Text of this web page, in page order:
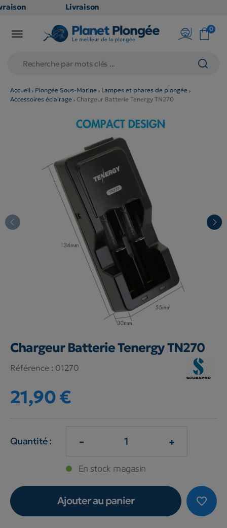
Livraison
en point
79€
(hors
produits
volumineux
éligibles)
 0
Accueil Plongée Sous-Marine
Lampes et phares de plongée
Accessoires éclairage
Chargeur Batterie Tenergy TN270
Chargeur Batterie Tenergy TN270
Référence : 01270
21,90 €
Quantité : - +
En stock magasin
favorite_border
Ajouter au panier